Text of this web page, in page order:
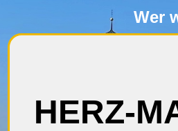
Wer
HERZ-